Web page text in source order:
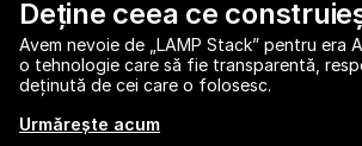
Deține ceea ce
Avem nevoie de „LAMP Stack” pentru era
o tehnologie care să fie transparentă,
deținută de cei care o folosesc.
Urmărește acum